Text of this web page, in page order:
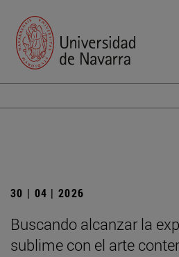
30 | 04 | 2026
Buscando alcanzar la
sublime con el arte